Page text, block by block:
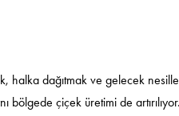
halka dağıtmak ve gelecek
bölgede çiçek üretimi de